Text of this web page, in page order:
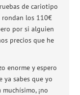
de cariotipo
los 110€
por si alguien
precios que he
enorme y espero
ya sabes que yo
¡no